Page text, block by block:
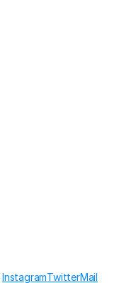
InstagramTwitterMail